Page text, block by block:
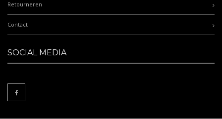
Retourneren
Contact
SOCIAL MEDIA